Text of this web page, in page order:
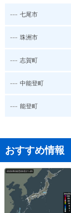
--- 七尾市
--- 珠洲市
--- 志賀町
--- 中能登町
--- 能登町
おすすめ情報